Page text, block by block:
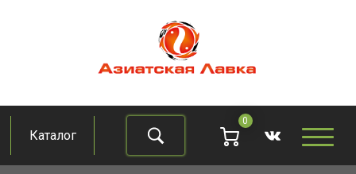
Азиатская лавка
Продукты из восточно-азиатских стран
Каталог
0